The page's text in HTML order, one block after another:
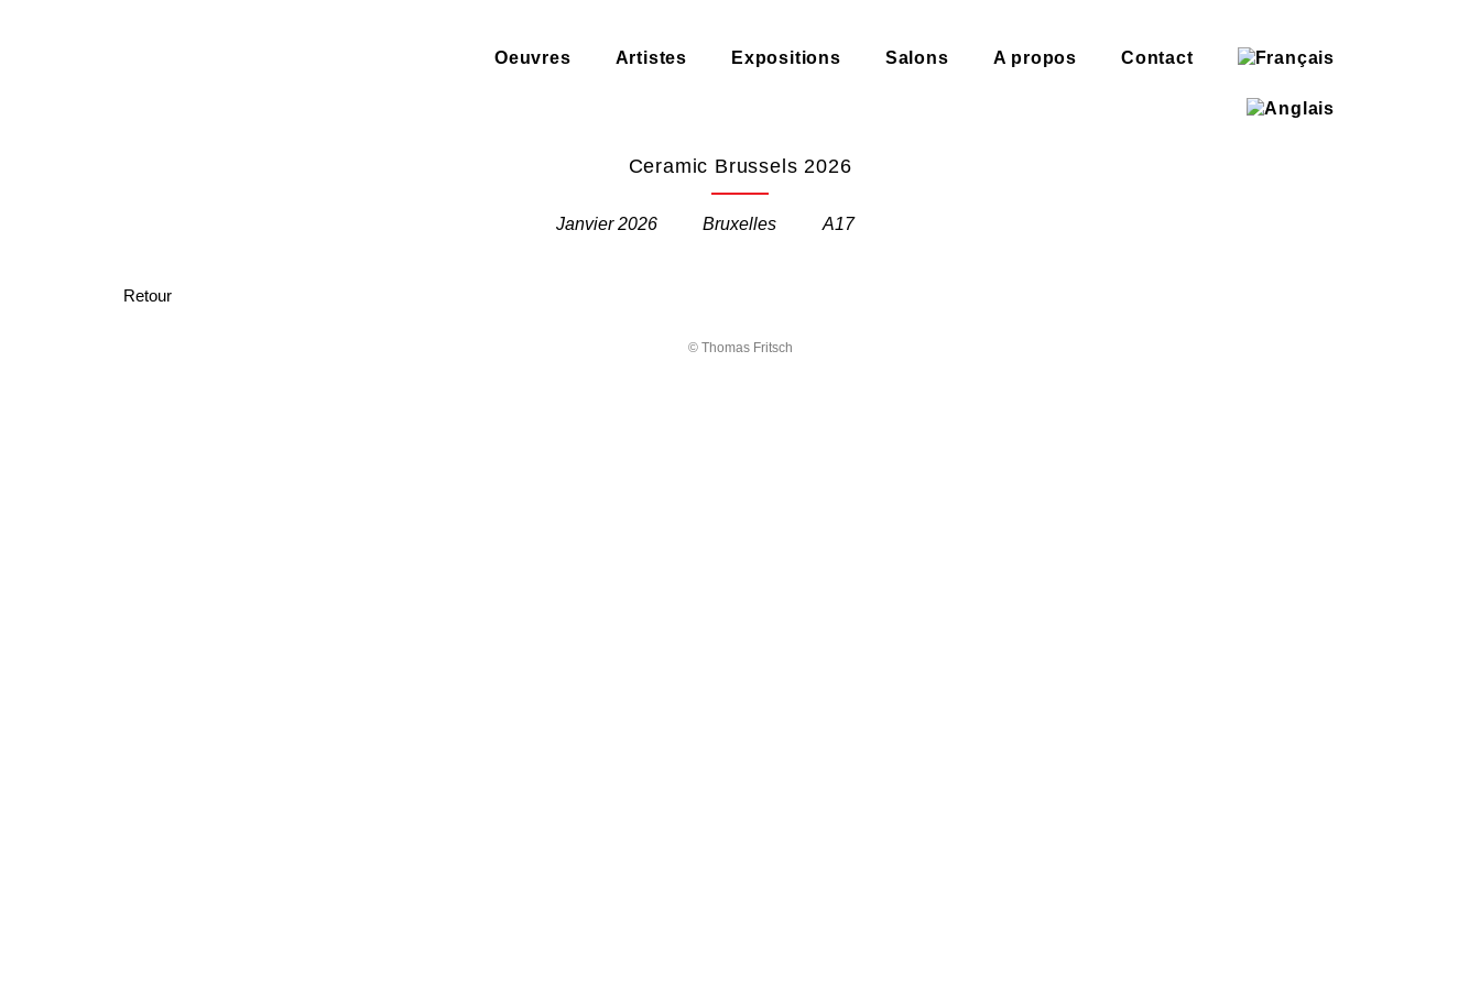
Oeuvres Artistes Expositions Salons A propos Contact
Ceramic Brussels 2026
Janvier 2026 Bruxelles A17
Retour
© Thomas Fritsch